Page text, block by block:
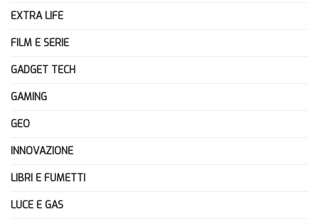
EXTRA LIFE
FILM E SERIE
GADGET TECH
GAMING
GEO
INNOVAZIONE
LIBRI E FUMETTI
LUCE E GAS